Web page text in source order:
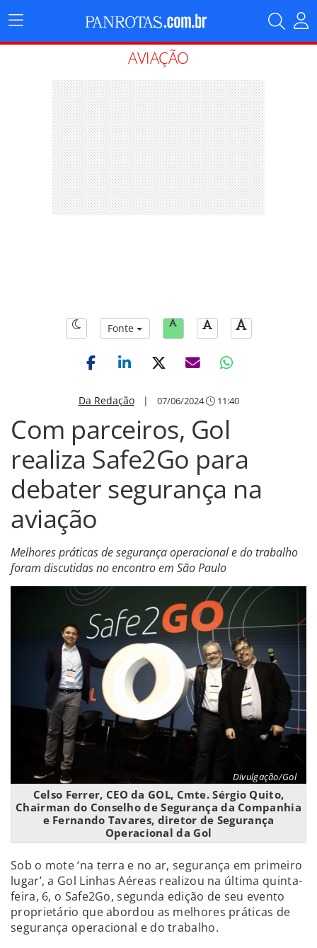
Menu
Principal
AVIAÇÃO
Fonte
Da Redação| 07/06/2024 11:40
Com parceiros, Gol
realiza Safe2Go para
debater segurança na
aviação
Melhores práticas de segurança operacional e do trabalho
foram discutidas no encontro em São Paulo
Divulgação/Gol
Celso Ferrer, CEO da GOL, Cmte. Sérgio Quito,
Chairman do Conselho de Segurança da Companhia
e Fernando Tavares, diretor de Segurança
Operacional da Gol
Sob o mote ‘na terra e no ar, segurança em primeiro
lugar’, a Gol Linhas Aéreas realizou na última quinta-
feira, 6, o Safe2Go, segunda edição de seu evento
proprietário que abordou as melhores práticas de
segurança operacional e do trabalho.